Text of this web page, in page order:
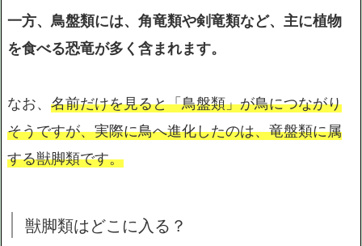
一方、鳥盤類には、角竜類や剣竜類など、主に植物
を食べる恐竜が多く含まれます。
なお、 名前だけを見ると「鳥盤類」が鳥につながり
そうですが、実際に鳥へ進化したのは、竜盤類に属
する獣脚類です。
獣脚類はどこに入る？